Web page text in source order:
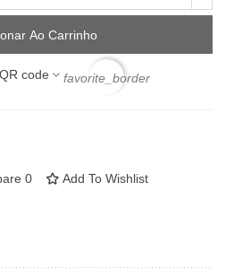
Ao Carrinho
QR code favorite_border
0 Add To Wishlist